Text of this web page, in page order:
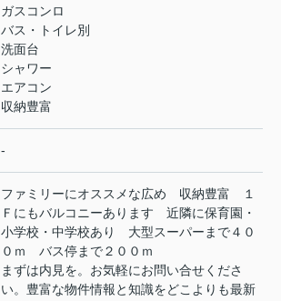
ガスコンロ
バス・トイレ別
洗面台
シャワー
エアコン
収納豊富
-
ファミリーにオススメな広め 収納豊富 １
Ｆにもバルコニーあります 近隣に保育園・
小学校・中学校あり 大型スーパーまで４０
０ｍ バス停まで２００ｍ
まずは内見を。お気軽にお問い合せくださ
い。豊富な物件情報と知識をどこよりも最新